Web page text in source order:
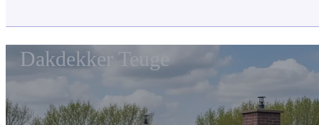
Dakdekker Teuge